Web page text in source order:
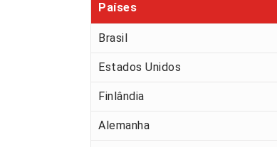
Países
Brasil
Estados Unidos
Finlândia
Alemanha